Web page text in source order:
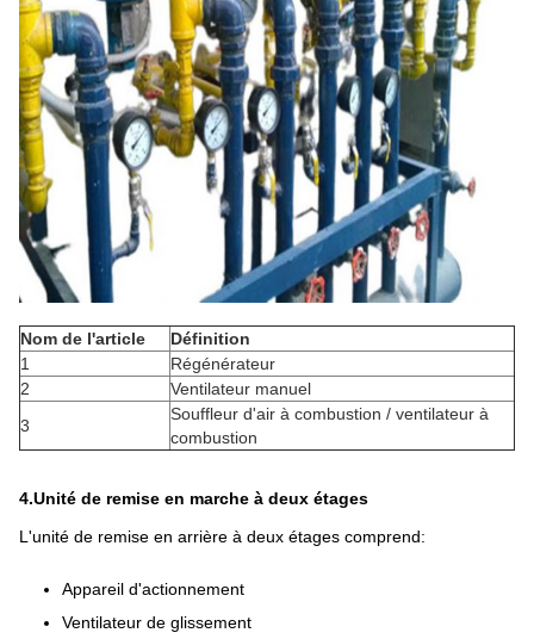
Nom de l'article
Définition
1
Régénérateur
2
Ventilateur manuel
3
Souffleur d'air à combustion / ventilateur à
combustion
4.Unité de remise en marche à deux étages
L'unité de remise en arrière à deux étages comprend:
Appareil d'actionnement
Ventilateur de glissement